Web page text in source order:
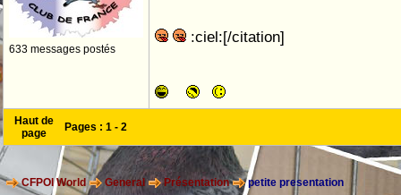
633 messages postés
:ciel:[/citation]
Haut de
page
Pages : 1 - 2
CFPOI World General Présentation petite presentation